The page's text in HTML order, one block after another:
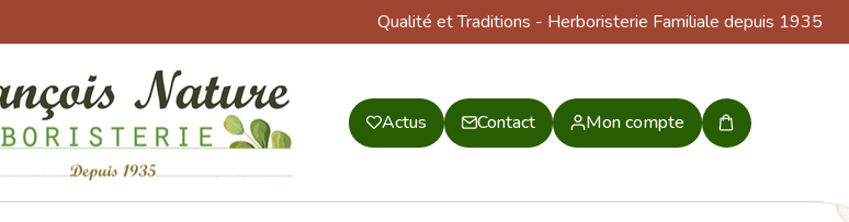
Qualité et Traditions - Herboristerie Familiale depuis 1935
Actus Contact Mon compte
Mon